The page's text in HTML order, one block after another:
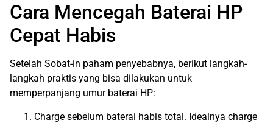
Cara Mencegah Baterai HP
Cepat Habis
Setelah Sobat-in paham penyebabnya, berikut langkah-
langkah praktis yang bisa dilakukan untuk
memperpanjang umur baterai HP:
Charge sebelum baterai habis total. Idealnya charge